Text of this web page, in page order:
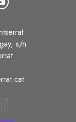
s/n